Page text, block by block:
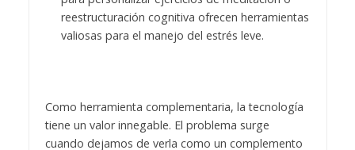
reestructuración cognitiva ofrecen herramientas
valiosas para el manejo del estrés leve.
Como herramienta complementaria, la tecnología
tiene un valor innegable. El problema surge
cuando dejamos de verla como un complemento